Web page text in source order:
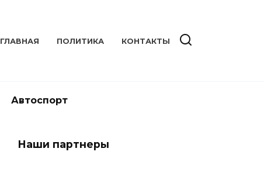
ГЛАВНАЯ ПОЛИТИКА КОНТАКТЫ
Автоспорт
Наши партнеры